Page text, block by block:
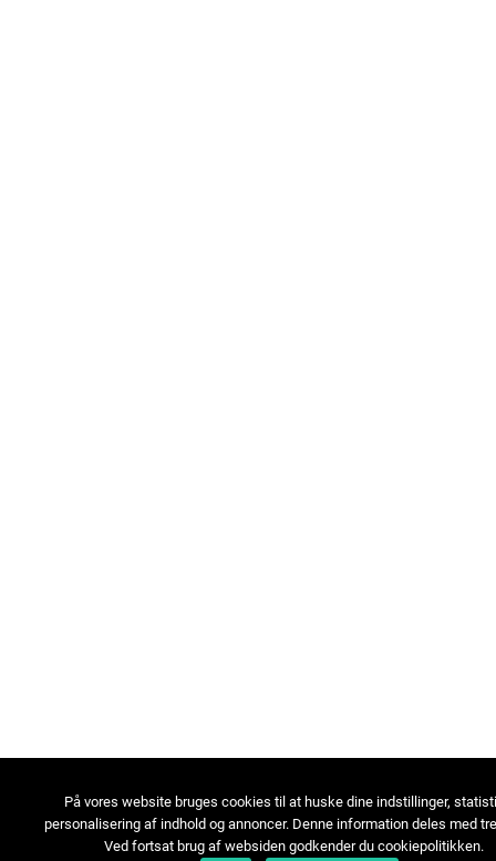
På vores website bruges cookies til at huske dine indstillinger,
personalisering af indhold og annoncer. Denne information deles med
Ved fortsat brug af websiden godkender du cookiepolitikken.